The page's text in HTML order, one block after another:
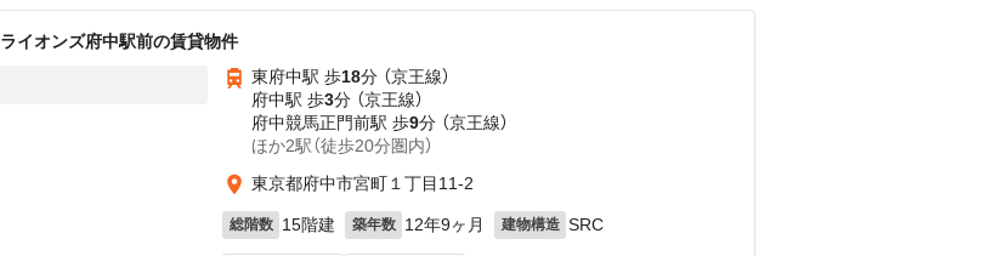
ライオンズ府中駅前の賃貸物件
東府中駅 歩18分 （京王線）
府中駅 歩3分 （京王線）
府中競馬正門前駅 歩9分 （京王線）
ほか2駅（徒歩20分圏内）
東京都府中市宮町１丁目11-2
総階数 15階建 築年数 12年9ヶ月 建物構造 SRC